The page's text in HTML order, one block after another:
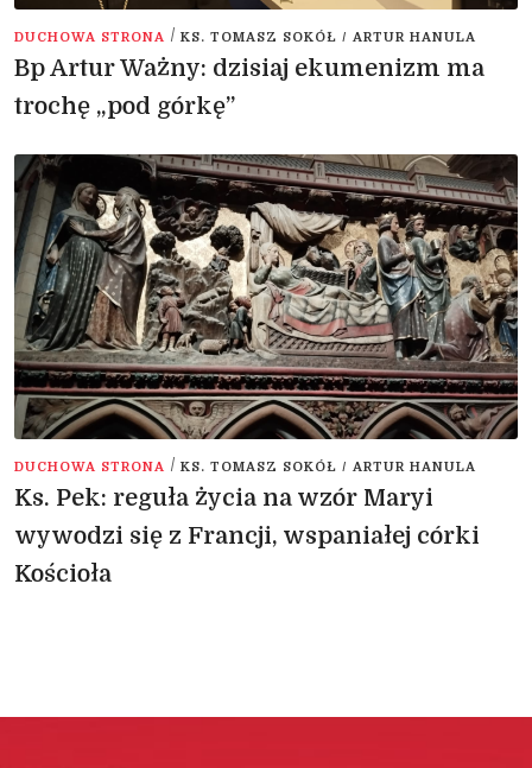
DUCHOWA STRONA / KS. TOMASZ SOKÓŁ / ARTUR HANULA
Bp Artur Ważny: dzisiaj ekumenizm ma
trochę „pod górkę”
DUCHOWA STRONA / KS. TOMASZ SOKÓŁ / ARTUR HANULA
Ks. Pek: reguła życia na wzór Maryi
wywodzi się z Francji, wspaniałej córki
Kościoła